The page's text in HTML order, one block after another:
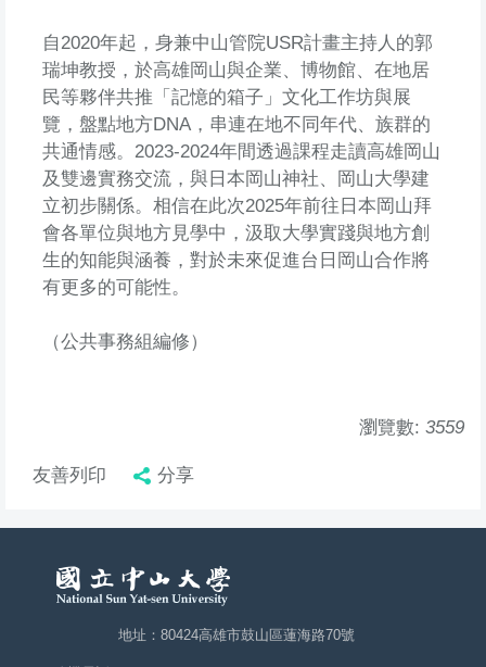
自2020年起，身兼中山管院USR計畫主持人的郭
瑞坤教授，於高雄岡山與企業、博物館、在地居
民等夥伴共推「記憶的箱子」文化工作坊與展
覽，盤點地方DNA，串連在地不同年代、族群的
共通情感。2023-2024年間透過課程走讀高雄岡山
及雙邊實務交流，與日本岡山神社、岡山大學建
立初步關係。相信在此次2025年前往日本岡山拜
會各單位與地方見學中，汲取大學實踐與地方創
生的知能與涵養，對於未來促進台日岡山合作將
有更多的可能性。
（公共事務組編修）
瀏覽數: 3559
友善列印 分享
地址：80424高雄市鼓山區蓮海路70號